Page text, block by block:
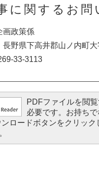
に関するお問
画政策係
野県下高井郡山ノ内町大
33-3113
PDFファイルを閲
必要です。お持ち
ロードボタンをクリッ